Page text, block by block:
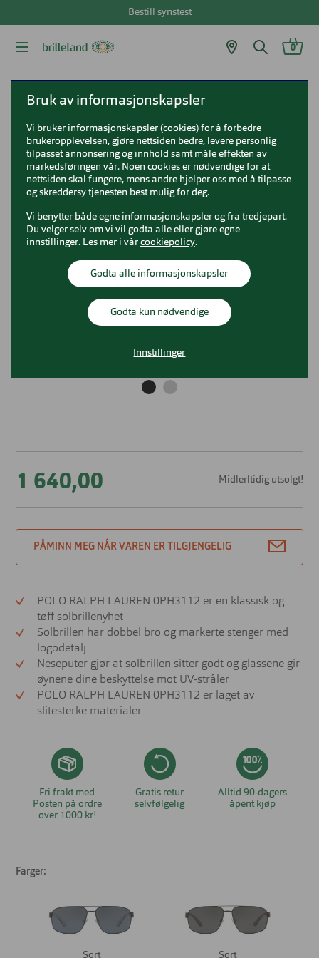
Bestill synstest
0
Polo Ralph Lauren PH3112
Polo Ralph Lauren PH3112
0PH3112
1 640,00 Midlerltidig utsolgt!
PÅMINN MEG NÅR VAREN ER TILGJENGELIG
POLO RALPH LAUREN 0PH3112 er en klassisk og
tøff solbrillenyhet
Solbrillen har dobbel bro og markerte stenger med
logodetalj
Neseputer gjør at solbrillen sitter godt og glassene gir
øynene dine beskyttelse mot UV-stråler
POLO RALPH LAUREN 0PH3112 er laget av
slitesterke materialer
Fri frakt med
Posten på ordre
over 1000 kr!
Gratis retur
selvfølgelig
Alltid 90-dagers
åpent kjøp
Farger:
Sort Sort
Bruk av informasjonskapsler
Vi bruker informasjonskapsler (cookies) for å forbedre
brukeropplevelsen, gjøre nettsiden bedre, levere personlig
tilpasset annonsering og innhold samt måle effekten av
markedsføringen vår. Noen cookies er nødvendige for at
nettsiden skal fungere, mens andre hjelper oss med å tilpasse
og skreddersy tjenesten best mulig for deg.
Vi benytter både egne informasjonskapsler og fra tredjepart.
Du velger selv om vi vil godta alle eller gjøre egne
innstillinger. Les mer i vår cookiepolicy.
Godta alle informasjonskapsler
Godta kun nødvendige
Innstillinger